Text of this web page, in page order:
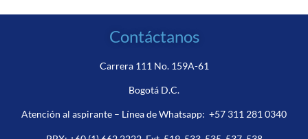
Contáctanos
Carrera 111 No. 159A-61
Bogotá D.C.
Atención al aspirante – Línea de Whatsapp: +57 311 281 0340